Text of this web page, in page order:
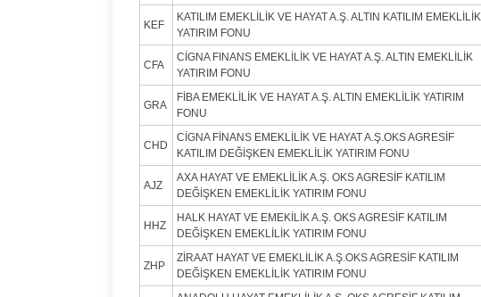
KEF
KATILIM EMEKLİLİK VE HAYAT A.Ş. ALTIN KATILIM EMEKLİLİK
YATIRIM FONU
CFA
CİGNA FINANS EMEKLİLİK VE HAYAT A.Ş. ALTIN EMEKLİLİK
YATIRIM FONU
GRA
FİBA EMEKLİLİK VE HAYAT A.Ş. ALTIN EMEKLİLİK YATIRIM
FONU
CHD
CİGNA FİNANS EMEKLİLİK VE HAYAT A.Ş.OKS AGRESİF
KATILIM DEĞİŞKEN EMEKLİLİK YATIRIM FONU
AJZ
AXA HAYAT VE EMEKLİLİK A.Ş. OKS AGRESİF KATILIM
DEĞİŞKEN EMEKLİLİK YATIRIM FONU
HHZ
HALK HAYAT VE EMEKİLİK A.Ş. OKS AGRESİF KATILIM
DEĞİŞKEN EMEKLİLİK YATIRIM FONU
ZHP
ZİRAAT HAYAT VE EMEKLİLİK A.Ş.OKS AGRESİF KATILIM
DEĞİŞKEN EMEKLİLİK YATIRIM FONU